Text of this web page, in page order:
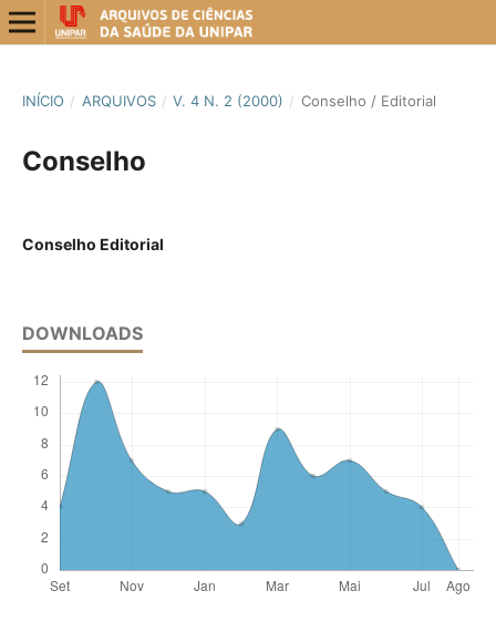
INÍCIO / ARQUIVOS / V. 4 N. 2 (2000) / Conselho / Editorial
Conselho
Conselho Editorial
DOWNLOADS